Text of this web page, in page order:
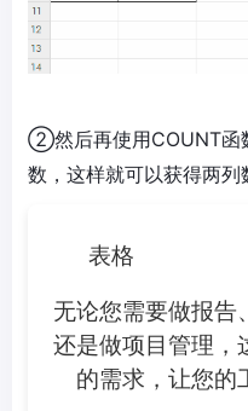
②然后再使用COUNT函
数，这样就可以获得两列
表格
无论您需要做报告
还是做项目管理，
的需求，让您的